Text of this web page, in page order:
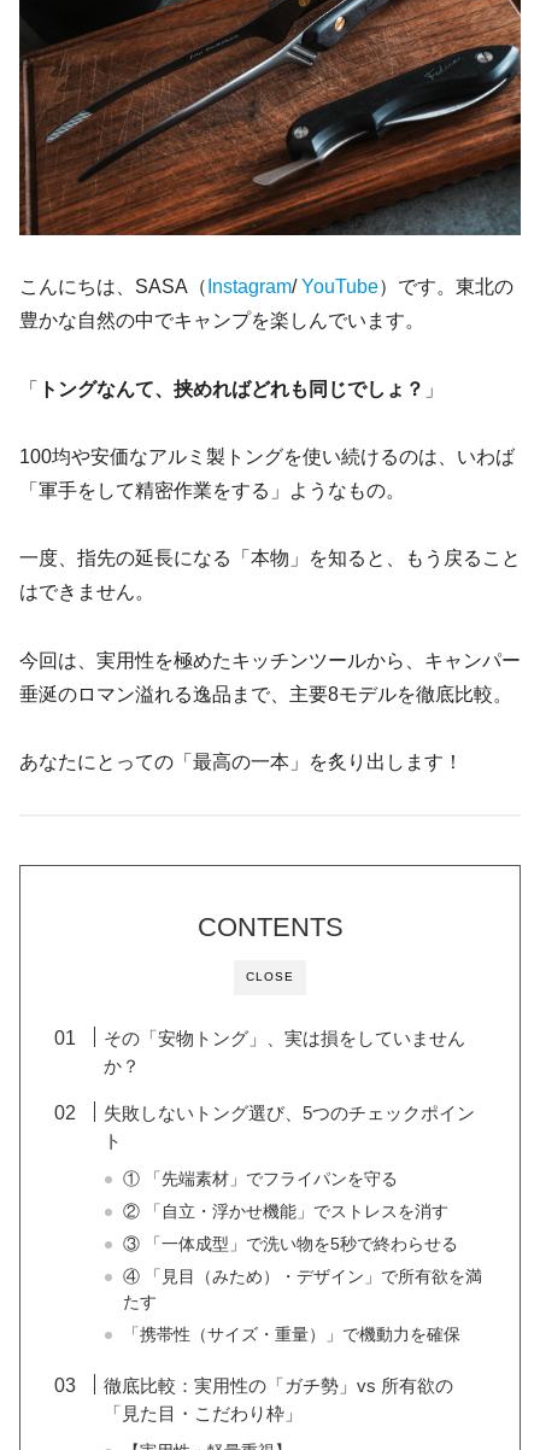
こんにちは、SASA（ Instagram/YouTube）です。東北の
豊かな自然の中でキャンプを楽しんでいます。
「 トングなんて、挟めればどれも同じでしょ？ 」
100均や安価なアルミ製トングを使い続けるのは、いわば
「軍手をして精密作業をする」ようなもの。
一度、指先の延長になる「本物」を知ると、もう戻ること
はできません。
今回は、実用性を極めたキッチンツールから、キャンパー
垂涎のロマン溢れる逸品まで、主要8モデルを徹底比較。
あなたにとっての「最高の一本」を炙り出します！
CLOSE
CONTENTS
その「安物トング」、実は損をしていません
か？
失敗しないトング選び、5つのチェックポイン
ト
① 「先端素材」でフライパンを守る
② 「自立・浮かせ機能」でストレスを消す
③ 「一体成型」で洗い物を5秒で終わらせる
④ 「見目（みため）・デザイン」で所有欲を満
たす
「携帯性（サイズ・重量）」で機動力を確保
徹底比較：実用性の「ガチ勢」vs 所有欲の
「見た目・こだわり枠」